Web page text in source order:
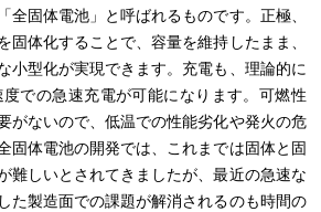
全固体電池」と呼ばれるものです。正極、
固体化することで、容量を維持したまま、
小型化が実現できます。充電も、理論的に
での急速充電が可能になります。可燃性
がないので、低温での性能劣化や発火の危
固体電池の開発では、これまでは固体と固
難しいとされてきましたが、最近の急速な
た製造面での課題が解消されるのも時間の